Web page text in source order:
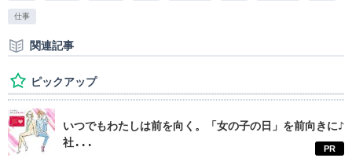
仕事
関連記事
ピックアップ
いつでもわたしは前を向く。「女の子の日」を前向きに♪
社...
PR